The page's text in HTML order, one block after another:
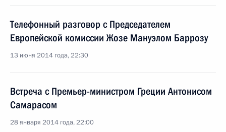
Телефонный разговор с Председателем
Европейской комиссии Жозе Мануэлом Баррозу
13 июня 2014 года, 22:30
Встреча с Премьер-министром Греции Антонисом
Самарасом
28 января 2014 года, 22:00